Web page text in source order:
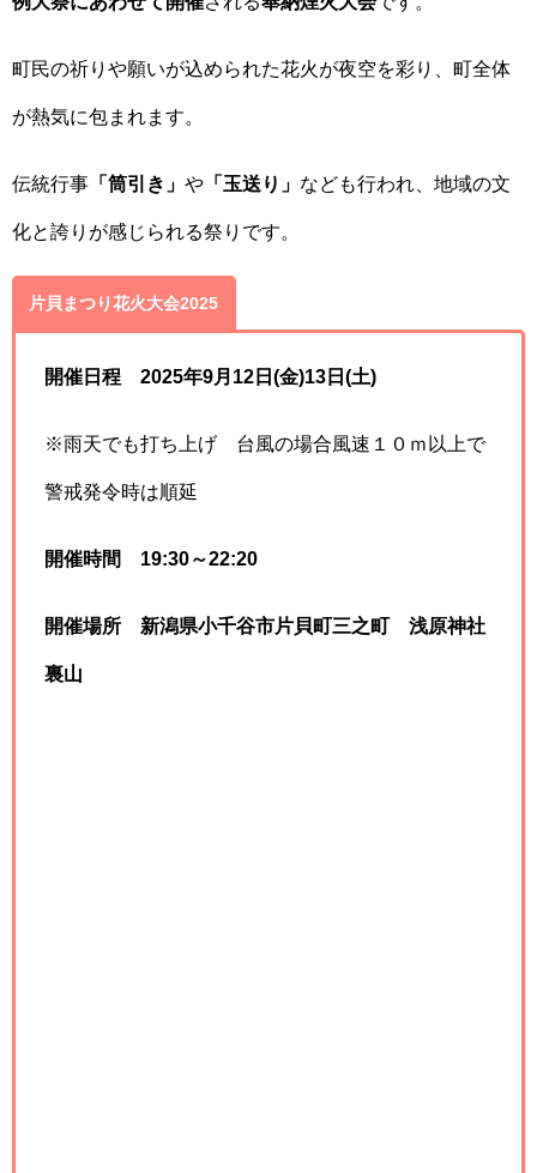
町民の祈りや願いが込められた花火が夜空を彩り、町全体
が熱気に包まれます。
伝統行事 「筒引き」 や 「玉送り」 なども行われ、地域の文
化と誇りが感じられる祭りです。
片貝まつり花火大会2025
開催日程 2025年9月12日(金)13日(土)
※雨天でも打ち上げ 台風の場合風速１０ｍ以上で
警戒発令時は順延
開催時間 19:30～22:20
開催場所 新潟県小千谷市片貝町三之町 浅原神社
裏山